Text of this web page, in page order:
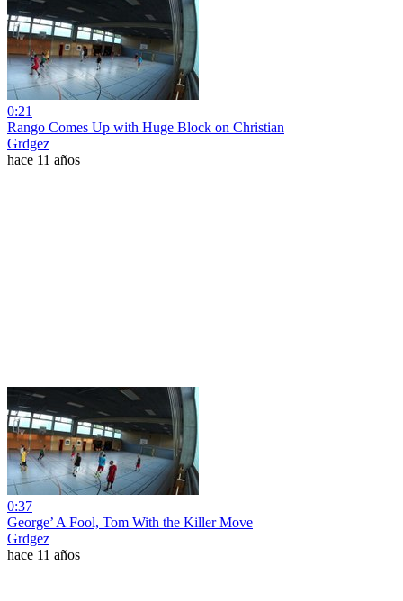
0:21
Rango Comes Up with Huge Block on Christian
Grdgez
hace 11 años
0:37
George’ A Fool, Tom With the Killer Move
Grdgez
hace 11 años